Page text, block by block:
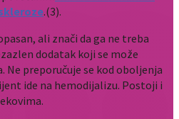
.(3).
ali znači da ga ne treba
dodatak koji se može
preporučuje se kod oboljenja
ide na hemodijalizu. Postoji i